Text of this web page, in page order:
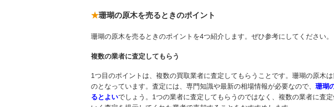
珊瑚の原木を売るときのポイント
珊瑚の原木を売るときのポイントを4つ紹介します。ぜひ参考にしてください。
複数の業者に査定してもらう
1つ目のポイントは、複数の買取業者に査定してもらうことです。珊瑚の原木
のとなっています。査定には、専門知識や最新の相場情報が必要なので、珊瑚
るとよいでしょう。1つの業者に査定してもらうのではなく、複数の業者に査